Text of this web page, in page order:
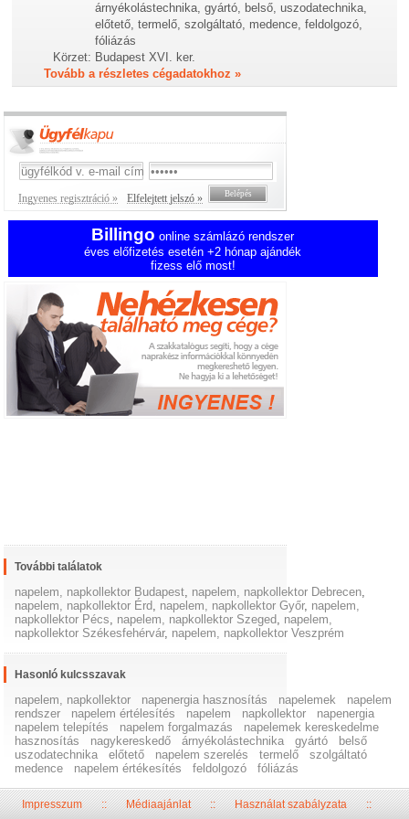
árnyékolástechnika, gyártó, belső, uszodatechnika,
előtető, termelő, szolgáltató, medence, feldolgozó,
fóliázás
Körzet: Budapest XVI. ker.
Tovább a részletes cégadatokhoz »
Ingyenes regisztráció » Elfelejtett jelszó »
Billingo online számlázó rendszer
éves előfizetés esetén +2 hónap ajándék
fizess elő most!
További találatok
napelem, napkollektor Budapest napelem, napkollektor Debrecen
napelem, napkollektor Érd napelem, napkollektor Győr, napelem,
napkollektor Pécs
napelem, napkollektor Szeged napelem,
napkollektor Székesfehérvár, napelem, napkollektor Veszprém
Hasonló kulcsszavak
napelem, napkollektor napenergia hasznosítás napelemek
napelem
rendszer
napelem értélesítés napelem napkollektor
napenergia
napelem telepítés
napelem forgalmazás
napelemek kereskedelme
hasznosítás
nagykereskedő árnyékolástechnika gyártó
belső
uszodatechnika
előtető napelem szerelés termelő
szolgáltató
medence
napelem értékesítés feldolgozó fóliázás
Impresszum::Médiaajánlat::Használat szabályzata::